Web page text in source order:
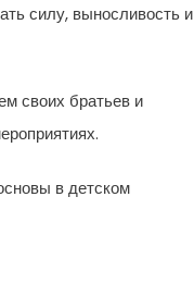
силу, выносливость и
своих братьев и
в детском